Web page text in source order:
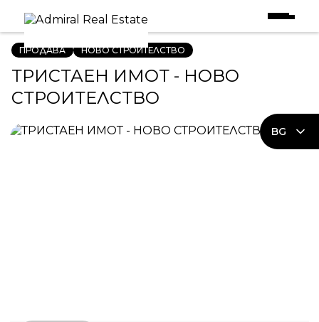
BG
ТРИСТАЕН ИМОТ - НОВО СТРОИТЕЛСТВО
ПРОДАВА НОВО СТРОИТЕЛСТВО
ТРИСТАЕН ИМОТ - НОВО
СТРОИТЕЛСТВО